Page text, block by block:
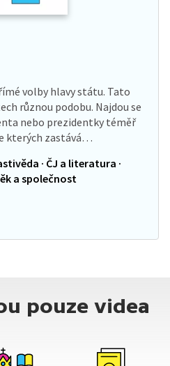
volby hlavy státu. Tato
různou podobu. Najdou se
nebo prezidentky téměř
kterých zastává…
· ČJ a literatura ·
a společnost
pouze videa